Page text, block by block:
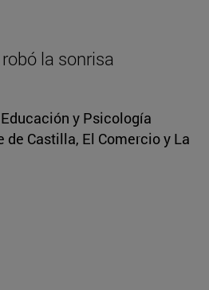
la sonrisa
y Psicología
de Castilla, El Comercio y La